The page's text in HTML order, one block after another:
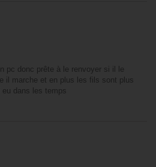
pc donc prête à le renvoyer si il le
il marche et en plus les fils sont plus
eu dans les temps